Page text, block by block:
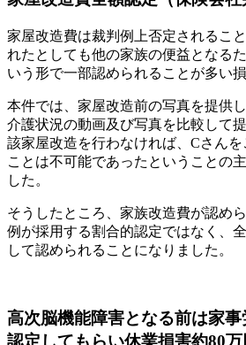
家屋改造費は裁判例上否定されるこ
れたとしても他の家族の便益となる
いう形で一部認められることが多い損
本件では、家屋改造前の写真を提供
介護状況の動画及び写真を比較して
該家屋改造を行わなければ、Cさんを
ことは不可能であったということの
した。
そうしたところ、家族改造費が認め
例が採用する割合的認定ではなく、
して認められることになりました。
高次脳機能障害となる前は家
認定してもらい休業損害約80